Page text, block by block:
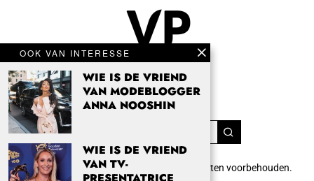
OOK VAN INTERESSE
WIE IS DE VRIEND
VAN MODEBLOGGER
ANNA NOOSHIN
WIE IS DE VRIEND
VAN TV-
Copyright 2024 Vrouwenpassie.nl. Alle rechten voorbehouden.